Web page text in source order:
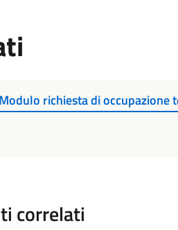
Modulo richiesta di occupazione
correlati